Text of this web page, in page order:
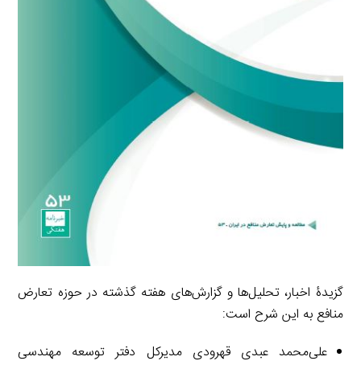
گزیدۀ اخبار، تحلیل‌ها و گزارش‌های هفته گذشته در حوزه تعارض
منافع به این شرح است:
علی‌محمد عبدی قهرودی مدیرکل دفتر توسعه مهندسی